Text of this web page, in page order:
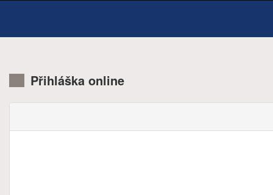
Přihláška online